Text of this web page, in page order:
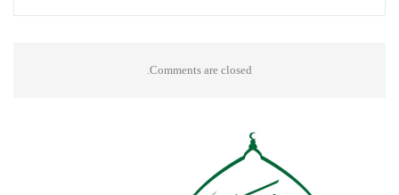
Comments are closed.